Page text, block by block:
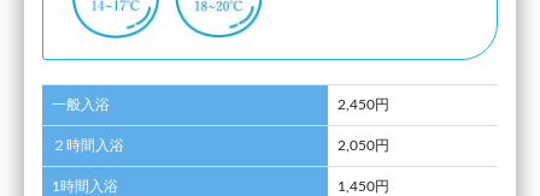
一般入浴 2,450円
２時間入浴 2,050円
1時間入浴 1,450円